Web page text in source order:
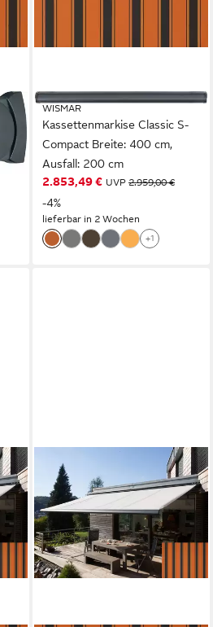
WISMAR
Kassettenmarkise Classic S-
Compact Breite: 400 cm,
Ausfall: 200 cm
2.853,49 € UVP 2.959,00 €
-4%
lieferbar in 2 Wochen
+1